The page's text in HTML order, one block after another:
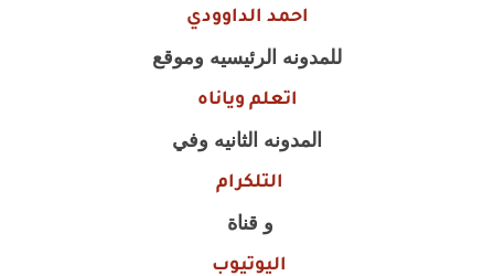
احمد الداوودي
للمدونه الرئيسيه وموقع
اتعلم وياناه
المدونه الثانيه وفي
التلكرام
و قناة
اليوتيوب